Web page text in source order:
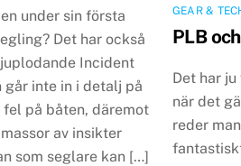
under sin första
Det har också
Incident
går inte in i detalj på
fel på båten, däremot
av insikter
som seglare kan […]
GEAR &
PLB
Det har
när det
reder